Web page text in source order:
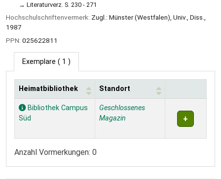
Literaturverz. S. 230 - 271
Hochschulschriftenvermerk: Zugl.: Münster (Westfalen), Univ., Diss.,
1987
PPN: 025622811
Exemplare ( 1 )
Exemplare
Heimatbibliothek Standort
Bibliothek Campus
Süd
Geschlossenes
Magazin
Anzahl Vormerkungen: 0